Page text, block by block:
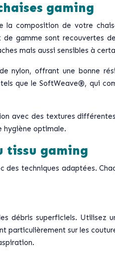
gaming
composition de votre
gamme sont recouvertes
mais aussi sensibles à
nylon, offrant une bonne
que le SoftWeave®, qui
avec des textures
hygiène optimale.
tissu gaming
techniques adaptées.
débris superficiels. Utilisez
particulièrement sur les